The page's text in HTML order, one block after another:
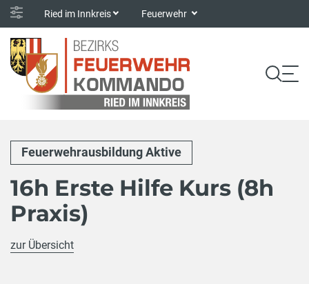
Ried im Innkreis Feuerwehr
Feuerwehrausbildung Aktive
16h Erste Hilfe Kurs (8h
Praxis)
zur Übersicht